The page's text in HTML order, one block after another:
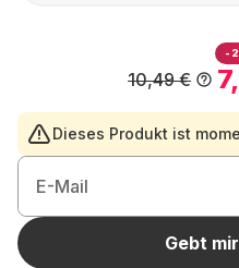
-
10,49 €
Dieses Produkt ist
E-Mail
Gebt